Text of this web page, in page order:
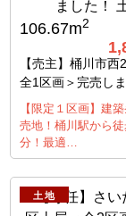
106.67m2
【売主】桶川市
全1区画＞完売しま
【限定１区画】建
売地！桶川駅から徒
分！最適…
土地